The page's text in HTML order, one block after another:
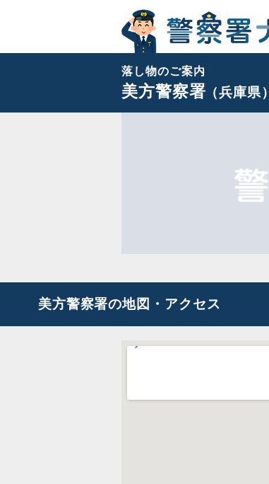
落し物のご案内
美方警察署（兵庫県）
美方警察署の地図・アクセス